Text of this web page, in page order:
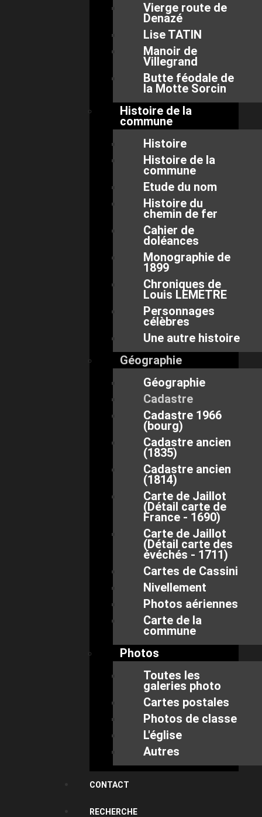
Vierge route de
Denazé
Lise TATIN
Manoir de
Villegrand
Butte féodale de
la Motte Sorcin
Histoire de la
commune
Histoire
Histoire de la
commune
Etude du nom
Histoire du
chemin de fer
Cahier de
doléances
Monographie de
1899
Chroniques de
Louis LEMETRE
Personnages
célèbres
Une autre histoire
Géographie
Géographie
Cadastre
Cadastre 1966
(bourg)
Cadastre ancien
(1835)
Cadastre ancien
(1814)
Carte de Jaillot
(Détail carte de
France - 1690)
Carte de Jaillot
(Détail carte des
évéchés - 1711)
Cartes de Cassini
Nivellement
Photos aériennes
Carte de la
commune
Photos
Toutes les
galeries photo
Cartes postales
Photos de classe
L'église
Autres
CONTACT
RECHERCHE